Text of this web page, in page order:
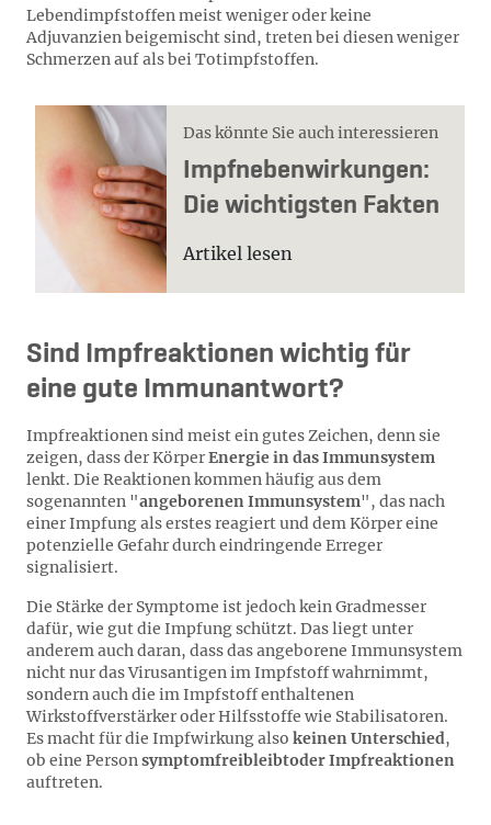
Lebendimpfstoffen meist weniger oder keine
Adjuvanzien beigemischt sind, treten bei diesen weniger
Schmerzen auf als bei Totimpfstoffen.
Das könnte Sie auch interessieren
Impf­ne­ben­wir­kun­gen:
Die wich­tigs­ten Fak­ten
Artikel lesen
Sind Impfreaktionen wichtig für
eine gute Immunantwort?
Impfreaktionen sind meist ein gutes Zeichen, denn sie
zeigen, dass der KörperEnergie in das Immunsystem
lenkt. Die Reaktionen kommen häufig aus dem
sogenannten "angeborenen Immunsystem", das nach
einer Impfung als erstes reagiert und dem Körper eine
potenzielle Gefahr durch eindringende Erreger
signalisiert.
Die Stärke der Symptome ist jedoch kein Gradmesser
dafür, wie gut die Impfung schützt. Das liegt unter
anderem auch daran, dass das angeborene Immunsystem
nicht nur das Virusantigen im Impfstoff wahrnimmt,
sondern auch die im Impfstoff enthaltenen
Wirkstoffverstärker oder Hilfsstoffe wie Stabilisatoren.
Es macht für die Impfwirkung also keinen Unterschied,
ob eine Personsymptomfreibleibtoder Impfreaktionen
auftreten.